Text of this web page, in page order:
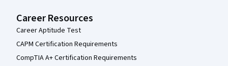
Career Resources
Career Aptitude Test
CAPM Certification Requirements
CompTIA A+ Certification Requirements